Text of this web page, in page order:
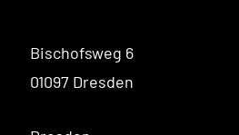
Bischofsweg 6
01097 Dresden